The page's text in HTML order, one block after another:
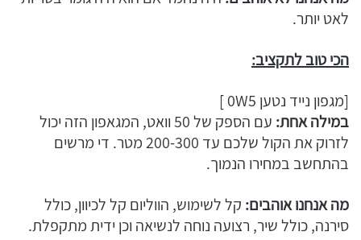
לאט יותר.
הכי טוב לתקציב:
[מגפון נייד נטען 0W5 ]
במילה אחת:
עם הספק של 50 וואט, המגאפון הזה יכול
לזרוק את הקול שלכם עד 200-300 מטר. די מרשים
בהתחשב במחירו הנמוך.
מה אנחנו אוהבים: קל לשימוש, הווליום קל לכיוון, כולל
סירנה, כולל שיר, רצועה נוחה לנשיאה וכן ידית מתקפלת.